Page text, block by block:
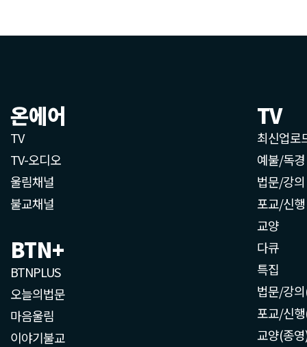
온에어
TV
TV-오디오
울림채널
불교채널
BTN+
BTNPLUS
오늘의법문
마음울림
이야기불교
TV
최신업로
예불/독경
법문/강의
포교/신행
교양
다큐
특집
법문/강
포교/신
교양(종